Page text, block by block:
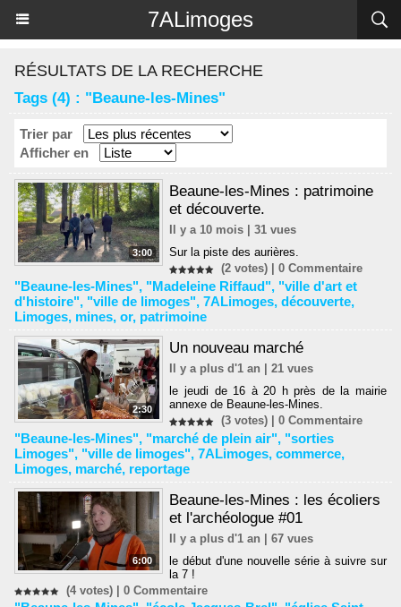
7ALimoges
RÉSULTATS DE LA RECHERCHE
Tags (4) : "Beaune-les-Mines"
Trier par
Afficher en
3:00
Beaune-les-Mines : patrimoine
et découverte.
Il y a 10 mois | 31 vues
Sur la piste des aurières.
(2 votes) |0 Commentaire
"Beaune-les-Mines", "Madeleine Riffaud", "ville d'art et
d'histoire", "ville de limoges", 7ALimoges, découverte,
Limoges, mines, or, patrimoine
2:30
Un nouveau marché
Il y a plus d'1 an | 21 vues
le jeudi de 16 à 20 h près de la mairie
annexe de Beaune-les-Mines.
(3 votes) |0 Commentaire
"Beaune-les-Mines", "marché de plein air", "sorties
Limoges", "ville de limoges", 7ALimoges, commerce,
Limoges, marché, reportage
6:00
Beaune-les-Mines : les écoliers
et l'archéologue #01
Il y a plus d'1 an | 67 vues
le début d'une nouvelle série à suivre sur
la 7 !
(4 votes) | 0 Commentaire